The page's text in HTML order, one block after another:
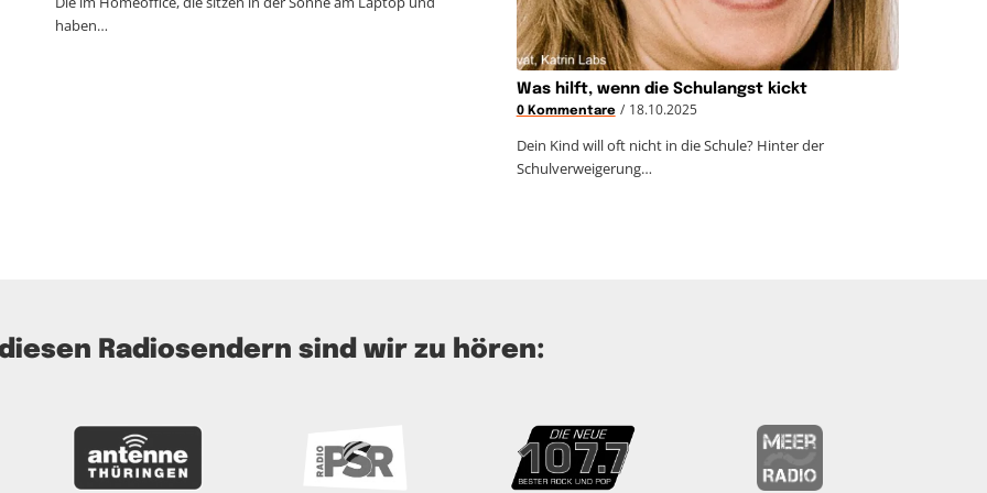
haben…
Was hilft, wenn die Schulangst kickt
0 Kommentare / 18.10.2025
Dein Kind will oft nicht in die Schule? Hinter der
Schulverweigerung…
Radiosendern sind wir zu hören: